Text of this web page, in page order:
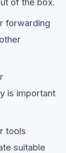
forwarding
is important
tools
suitable